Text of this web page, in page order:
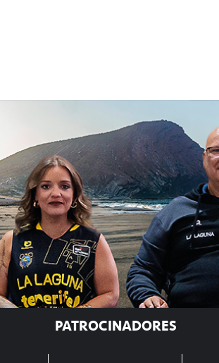
PATROCINADORES